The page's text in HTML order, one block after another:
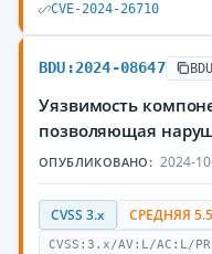
CVE-2024-26710
BDU:2024-08647
Уязвимость
позволяющая
ОПУБЛИКОВАНО: 2024-
CVSS 3.x СРЕДНЯЯ 5.5
CVSS:3.x/AV:L/AC:L/